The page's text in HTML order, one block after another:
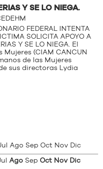
Y SE LO NIEGA.
FEDERAL INTENTA
SOLICITA APOYO A
Y SE LO NIEGA. El
(CIAM CANCUN
de las Mujeres
sus directoras Lydia
Ago Sep Oct Nov Dic
Ago Sep Oct Nov Dic